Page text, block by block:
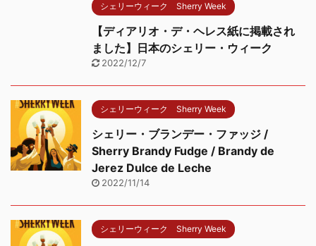
シェリーウィーク Sherry Week
【ディアリオ・デ・ヘレス紙に掲載され
ました】日本のシェリー・ウィーク
2022/12/7
シェリーウィーク Sherry Week
シェリー・ブランデー・ファッジ /
Sherry Brandy Fudge / Brandy de
Jerez Dulce de Leche
2022/11/14
シェリーウィーク Sherry Week